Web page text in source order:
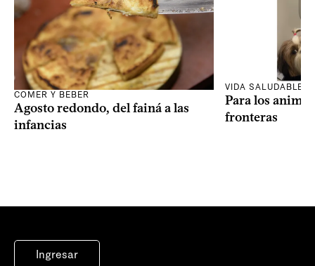
COMER Y BEBER
Agosto redondo, del fainá a las
infancias
VIDA SALUDABLE
Para los
fronteras
Ingresar